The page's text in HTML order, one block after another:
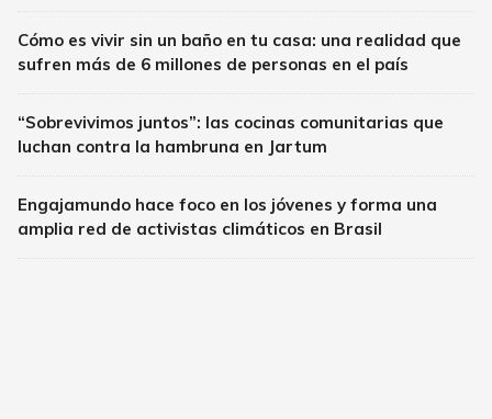
Cómo es vivir sin un baño en tu casa: una realidad que
sufren más de 6 millones de personas en el país
“Sobrevivimos juntos”: las cocinas comunitarias que
luchan contra la hambruna en Jartum
Engajamundo hace foco en los jóvenes y forma una
amplia red de activistas climáticos en Brasil